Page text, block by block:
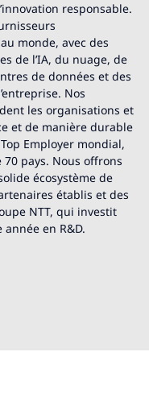
responsable.
monde, avec des
de l’IA, du nuage, de
de données et des
Nos
les organisations et
et de manière durable
Employer mondial,
pays. Nous offrons
écosystème de
établis et des
NTT, qui investit
en R&D.